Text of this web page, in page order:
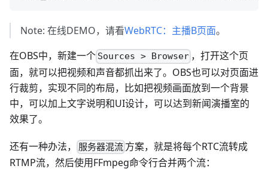
Note: 在线DEMO，请看WebRTC：主播B页面。
在OBS中，新建一个 Sources > Browser ，打开这个页
面，就可以把视频和声音都抓出来了。OBS也可以对页面进
行裁剪，实现不同的布局，比如把视频画面放到一个背景
中，可以加上文字说明和UI设计，可以达到新闻演播室的
效果了。
还有一种办法， 服务器混流 方案，就是将每个RTC流转成
RTMP流，然后使用FFmpeg命令行合并两个流：